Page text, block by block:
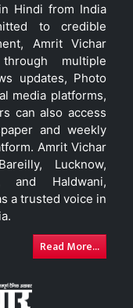
Hindi from India
to credible
Amrit Vichar
multiple
updates, Photo
media platforms,
can also access
and weekly
Amrit Vichar
Lucknow,
and Haldwani,
a trusted voice in
Read More...